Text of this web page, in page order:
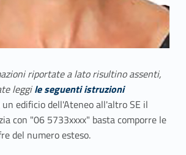
riportate a lato risultino assenti,
leggile seguenti istruzioni
edificio dell'Ateneo all'altro SE il
con "06 5733xxxx" basta comporre le
del numero esteso.